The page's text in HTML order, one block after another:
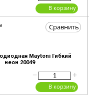
В корзину
Сравнить
Maytoni Гибкий
неон 20049
+
−
В корзину